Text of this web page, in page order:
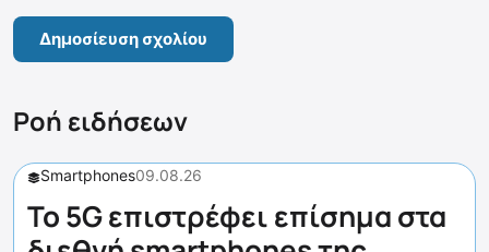
Ροή ειδήσεων
Smartphones09.08.26
Το 5G επιστρέφει επίσημα στα